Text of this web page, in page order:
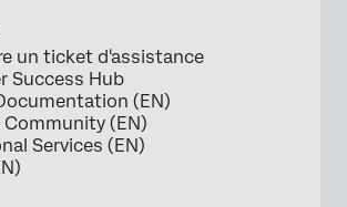
un ticket d'assistance
Success Hub
(EN)
(EN)
Services (EN)